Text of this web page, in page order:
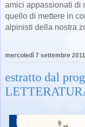
amici appassionati di
quello di mettere in
alpinisti della nostra
mercoledì 7 settembre 2011
estratto dal